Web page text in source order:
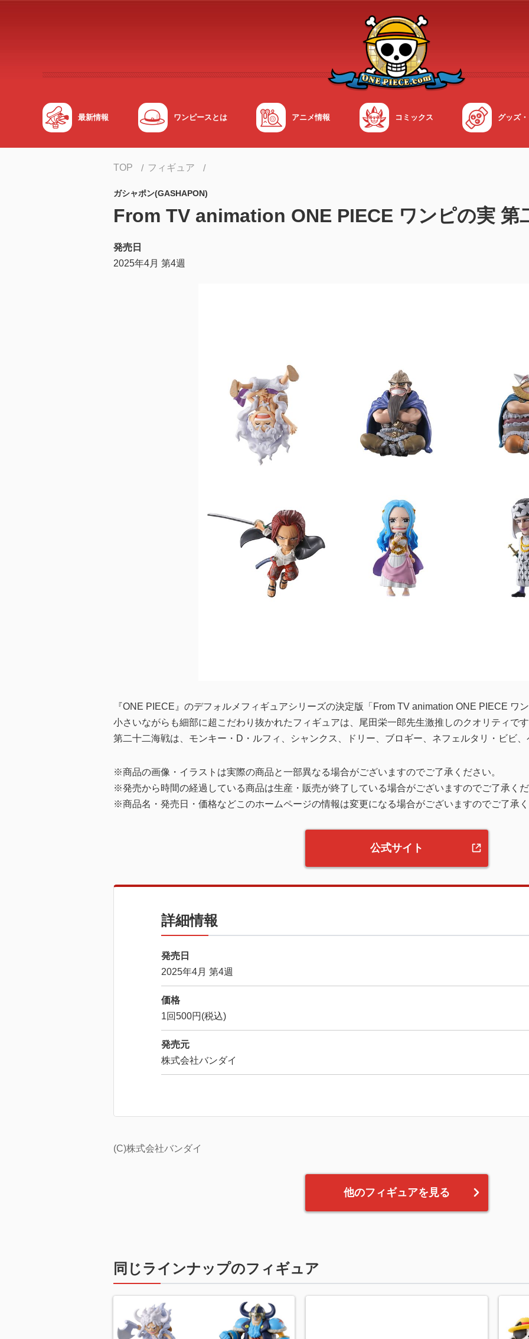
最新情報 ワンピースとは アニメ情報 コミックス グッズ
TOP フィギュア
ガシャポン(GASHAPON)
From TV animation ONE PIECE ワンピの実 第
発売日
2025年4月 第4週
『ONE PIECE』のデフォルメフィギュアシリーズの決定版「From TV animation ONE PIECE ワ
小さいながらも細部に超こだわり抜かれたフィギュアは、尾田栄一郎先生激推しのクオリティで
第二十二海戦は、モンキー・D・ルフィ、シャンクス、ドリー、ブロギー、ネフェルタリ・ビビ
※商品の画像・イラストは実際の商品と一部異なる場合がございますのでご了承ください。
※発売から時間の経過している商品は生産・販売が終了している場合がございますのでご了承く
※商品名・発売日・価格などこのホームページの情報は変更になる場合がございますのでご了承
公式サイト
詳細情報
発売日
2025年4月 第4週
価格
1回500円(税込)
発売元
株式会社バンダイ
(C)株式会社バンダイ
他のフィギュアを見る
同じラインナップのフィギュア